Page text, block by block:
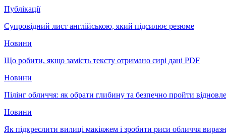
Публікації
Супровідний лист англійською, який підсилює резюме
Новини
Що робити, якщо замість тексту отримано сирі дані PDF
Новини
Пілінг обличчя: як обрати глибину та безпечно пройти
Новини
Як підкреслити вилиці макіяжем і зробити риси обличчя